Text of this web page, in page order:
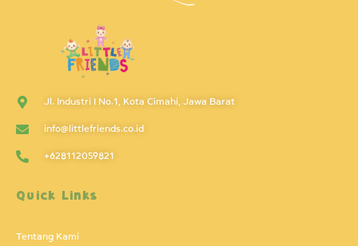
Jl. Industri I No.1, Kota Cimahi, Jawa Barat
info@littlefriends.co.id
+628112059821
Quick Links
Tentang Kami